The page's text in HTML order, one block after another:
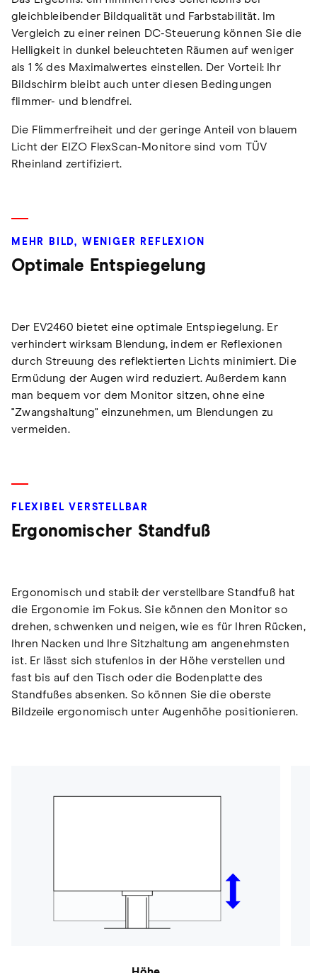
gleichbleibender Bildqualität und Farbstabilität. Im
Vergleich zu einer reinen DC-Steuerung können Sie die
Helligkeit in dunkel beleuchteten Räumen auf weniger
als 1 % des Maximalwertes einstellen. Der Vorteil: Ihr
Bildschirm bleibt auch unter diesen Bedingungen
flimmer- und blendfrei.
Die Flimmerfreiheit und der geringe Anteil von blauem
Licht der EIZO FlexScan-Monitore sind vom TÜV
Rheinland zertifiziert.
MEHR BILD, WENIGER REFLEXION
Optimale Entspiegelung
Der EV2460 bietet eine optimale Entspiegelung. Er
verhindert wirksam Blendung, indem er Reflexionen
durch Streuung des reflektierten Lichts minimiert. Die
Ermüdung der Augen wird reduziert. Außerdem kann
man bequem vor dem Monitor sitzen, ohne eine
"Zwangshaltung" einzunehmen, um Blendungen zu
vermeiden.
FLEXIBEL VERSTELLBAR
Ergonomischer Standfuß
Ergonomisch und stabil: der verstellbare Standfuß hat
die Ergonomie im Fokus. Sie können den Monitor so
drehen, schwenken und neigen, wie es für Ihren Rücken,
Ihren Nacken und Ihre Sitzhaltung am angenehmsten
ist. Er lässt sich stufenlos in der Höhe verstellen und
fast bis auf den Tisch oder die Bodenplatte des
Standfußes absenken. So können Sie die oberste
Bildzeile ergonomisch unter Augenhöhe positionieren.